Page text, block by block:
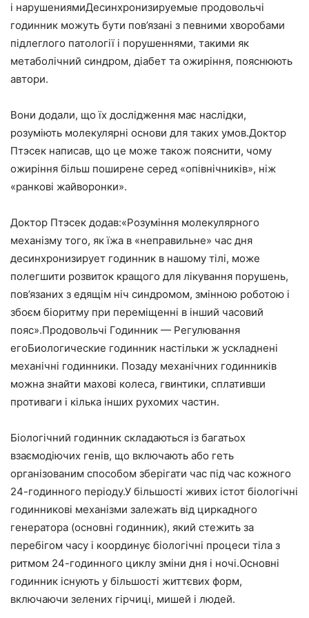
і нарушениямиДесинхронизируемые продовольчі
годинник можуть бути пов’язані з певними хворобами
підлеглого патології і порушеннями, такими як
метаболічний синдром, діабет та ожиріння, пояснюють
автори.
Вони додали, що їх дослідження має наслідки,
розуміють молекулярні основи для таких умов.Доктор
Птэсек написав, що це може також пояснити, чому
ожиріння більш поширене серед «опівнічників», ніж
«ранкові жайворонки».
Доктор Птэсек додав:«Розуміння молекулярного
механізму того, як їжа в «неправильне» час дня
десинхронизирует годинник в нашому тілі, може
полегшити розвиток кращого для лікування порушень,
пов’язаних з едящім ніч синдромом, змінною роботою і
збоєм біоритму при переміщенні в інший часовий
пояс».Продовольчі Годинник — Регулювання
егоБиологические годинник настільки ж ускладнені
механічні годинники. Позаду механічних годинників
можна знайти махові колеса, гвинтики, сплативши
противаги і кілька інших рухомих частин.
Біологічний годинник складаються із багатьох
взаємодіючих генів, що включають або геть
організованим способом зберігати час під час кожного
24-годинного періоду.У більшості живих істот біологічні
годинникові механізми залежать від циркадного
генератора (основні годинник), який стежить за
перебігом часу і координує біологічні процеси тіла з
ритмом 24-годинного циклу зміни дня і ночі.Основні
годинник існують у більшості життєвих форм,
включаючи зелених гірчиці, мишей і людей.